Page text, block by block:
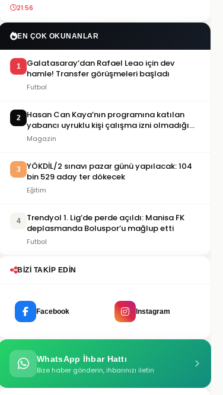
21:56
EN ÇOK OKUNANLAR
1
Galatasaray’dan Rafael Leao için dev
hamle! Transfer görüşmeleri başladı
Futbol
2
Hasan Can Kaya’nın programına katılan
yabancı uyruklu kişi çalışma izni olmadığı
gerekçesiyle gözaltına alındı
Magazin
3
YÖKDİL/2 sınavı pazar günü yapılacak: 104
bin 529 aday ter dökecek
Eğitim
4
Trendyol 1. Lig’de perde açıldı: Manisa FK
deplasmanda Boluspor’u mağlup etti
Futbol
BIZI TAKIP EDIN
Facebook Instagram
WhatsApp İhbar Hattı
Bize haber gönderin, ihbarınızı iletin